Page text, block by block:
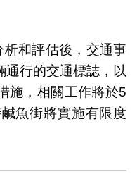
和評估後，交通事
通行的交通標誌，以
施，相關工作將於5
魚街將實施有限度